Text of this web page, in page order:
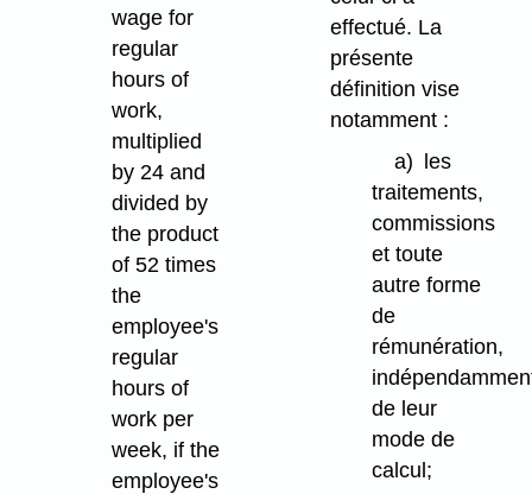
wage for
regular
hours of
work,
multiplied
by 24 and
divided by
the product
of 52 times
the
employee's
regular
hours of
work per
week, if the
employee's
effectué. La
présente
définition vise
notamment :
a)
les
traitements,
commissions
et toute
autre forme
de
rémunération,
de leur
mode de
calcul;